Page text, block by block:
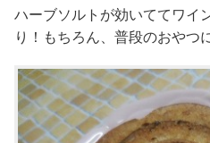
ハーブソルトが効いててワイ
り！もちろん、普段のおやつ